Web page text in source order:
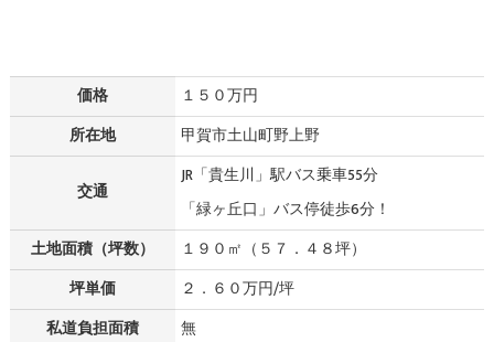
価格
１５０万円
所在地
甲賀市土山町野上野
交通
JR「貴生川」駅バス乗車55分
「緑ヶ丘口」バス停徒歩6分！
土地面積（坪数）
１９０㎡（５７．４８坪）
坪単価
２．６０万円/坪
私道負担面積
無